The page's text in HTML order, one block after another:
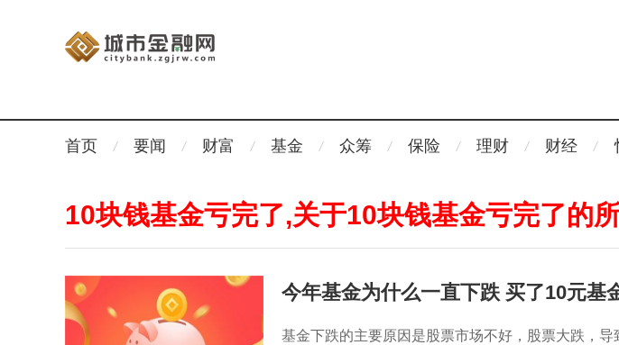
首页 要闻 财富 基金 众筹 保险 理财 财经
10块钱基金亏完了,关于10块钱基金亏完了的
今年基金为什么一直下跌 买了10元基
基金下跌的主要原因是股票市场不好，股票大跌，